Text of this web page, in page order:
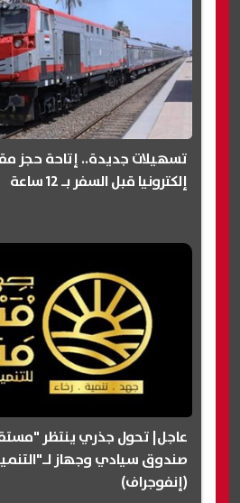
تسهيلات جديدة.. إتاحة حجز
إلكترونيا قبل السفر بـ 12 ساعة
عاجل| تحول جذري ينتظر
صندوق سيادي وجهاز
(إنفوجراف)